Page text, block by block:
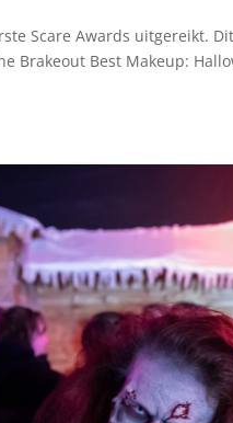
Scare Awards uitgereikt.
Brakeout Best Makeup: